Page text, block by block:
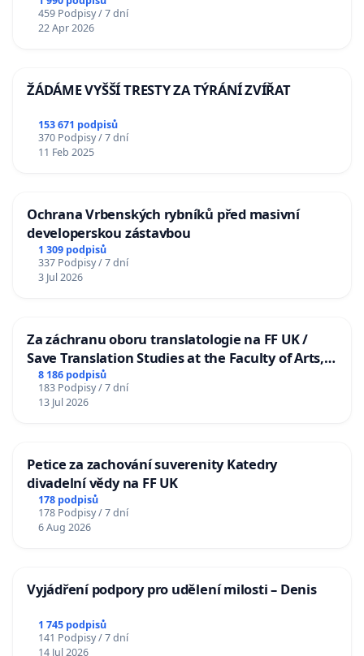
459 Podpisy / 7 dní
22 Apr 2026
ŽÁDÁME VYŠŠÍ TRESTY ZA TÝRÁNÍ ZVÍŘAT
153 671 podpisů
370 Podpisy / 7 dní
11 Feb 2025
Ochrana Vrbenských rybníků před masivní
developerskou zástavbou
1 309 podpisů
337 Podpisy / 7 dní
3 Jul 2026
Za záchranu oboru translatologie na FF UK /
Save Translation Studies at the Faculty of Arts,
Charles University
8 186 podpisů
183 Podpisy / 7 dní
13 Jul 2026
Petice za zachování suverenity Katedry
divadelní vědy na FF UK
178 podpisů
178 Podpisy / 7 dní
6 Aug 2026
Vyjádření podpory pro udělení milosti – Denis
1 745 podpisů
141 Podpisy / 7 dní
14 Jul 2026